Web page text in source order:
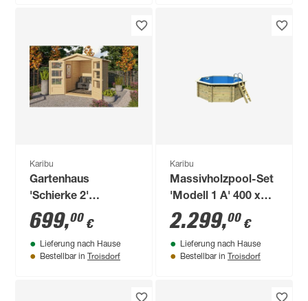
Karibu
Gartenhaus
'Schierke 2'
naturfarben 186 x
186 x 210 cm
699,00 €
Lieferung nach Hause
Bestellbar in Troisdorf
Karibu
Massivholzpool-Set
'Modell 1 A' 400 x
400 x 124 cm mit
Edelstahlleiter und
Holzleiter
2.299,00 €
Lieferung nach Hause
Bestellbar in Troisdorf